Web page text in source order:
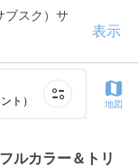
ブスク）サ
表示
ト）
地図
ルカラー＆トリ